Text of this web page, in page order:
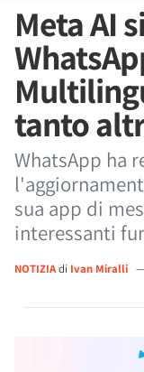
Meta AI
tanto
WhatsApp ha
sua app di
interessanti
NOTIZIAdi Ivan Miralli